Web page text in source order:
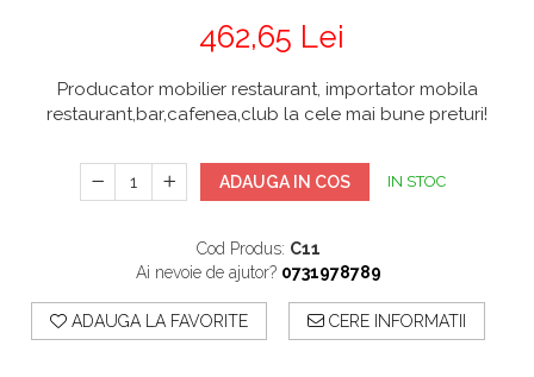
462,65 Lei
Producator mobilier restaurant, importator mobila
restaurant,bar,cafenea,club la cele mai bune preturi!
ADAUGA IN COS IN STOC
Cod Produs: C11
Ai nevoie de ajutor? 0731978789
ADAUGA LA FAVORITE CERE INFORMATII